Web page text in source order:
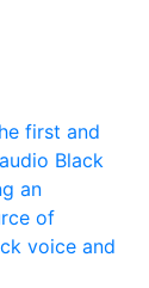
first and
Black
an
of
voice and